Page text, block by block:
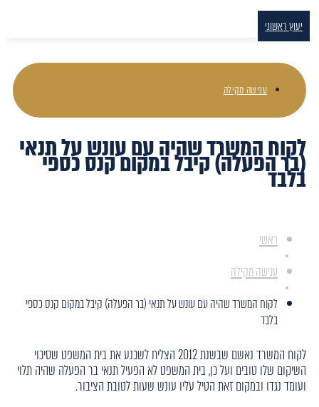
יעוץ ראשוני
ענישה מקילה
לקוח המשרד שהיה עם עונש על תנאי
(בר הפעלה) קיבל במקום קנס כספי
בלבד
ראשי
ענישה מקילה
לקוח המשרד שהיה עם עונש על תנאי (בר הפעלה) קיבל במקום קנס כספי
בלבד
לקוח המשרד נאשם שבשנת 2012 הצליח לשכנע את בית המשפט שסיכוי
השיקום שלו טובים ועל כן, בית המשפט לא הפעיל תנאי בר הפעלה שהיה תלוי
ועומד נגדו ובמקום זאת הטיל עליו עונש שעות לטובת הציבור.